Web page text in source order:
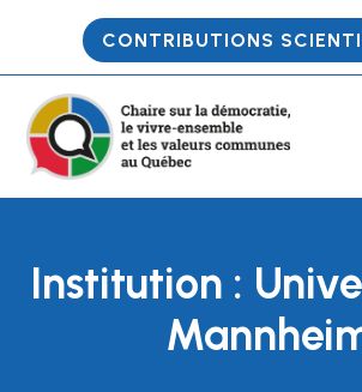
CONTRIBUTIONS
Institution :